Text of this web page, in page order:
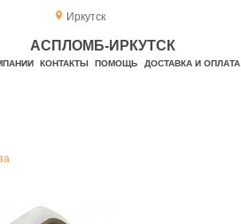
Иркутск
АСПЛОМБ-ИРКУТСК
КОНТАКТЫ ПОМОЩЬ ДОСТАВКА И ОПЛАТА